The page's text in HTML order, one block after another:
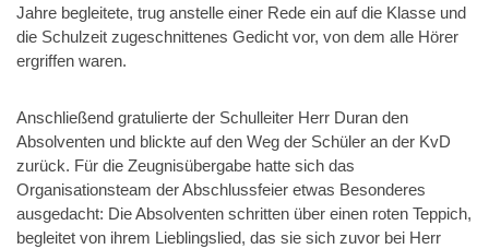
Jahre begleitete, trug anstelle einer Rede ein auf die Klasse und
die Schulzeit zugeschnittenes Gedicht vor, von dem alle Hörer
ergriffen waren.
Anschließend gratulierte der Schulleiter Herr Duran den
Absolventen und blickte auf den Weg der Schüler an der KvD
zurück. Für die Zeugnisübergabe hatte sich das
Organisationsteam der Abschlussfeier etwas Besonderes
ausgedacht: Die Absolventen schritten über einen roten Teppich,
begleitet von ihrem Lieblingslied, das sie sich zuvor bei Herr